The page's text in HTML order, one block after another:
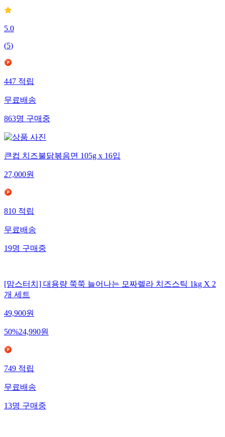
5.0
(5)
447 적립
무료배송
863명 구매중
큰컵 치즈불닭볶음면 105g x 16입
27,000원
810 적립
무료배송
19명 구매중
[맘스터치] 대용량 쭉쭉 늘어나는 모짜렐라 치즈스틱 1kg X 2
개 세트
49,900원
50%24,990원
749적립
무료배송
13명구매중